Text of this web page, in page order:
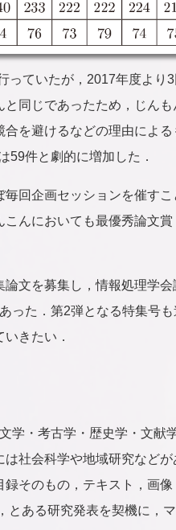
っていたが，2017年度より
同じであったため，じん
を避けるなどの理由によ
59件と劇的に増加した．
回企画セッションを催す
んにおいても最優秀論文
文を募集し，情報処理学
った．第2弾となる特集号
きたい．
学・考古学・歴史学・文献
社会科学や地域研究など
そのもの，テキスト，画
ある研究発表を契機に，